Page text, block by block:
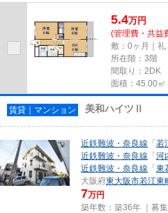
り徒歩10分に立地しています。...
5.4万円
(管理費・共益
敷：0ヶ月｜礼
所在階：3階
間取り：2DK
面積：45.00㎡
賃貸｜マンション 美和ハイツⅡ
近鉄難波・奈良線 「若
近鉄難波・奈良線 「河
近鉄難波・奈良線 「東
大阪府東大阪市若江東
7万円
築年数：築36年 ｜募集